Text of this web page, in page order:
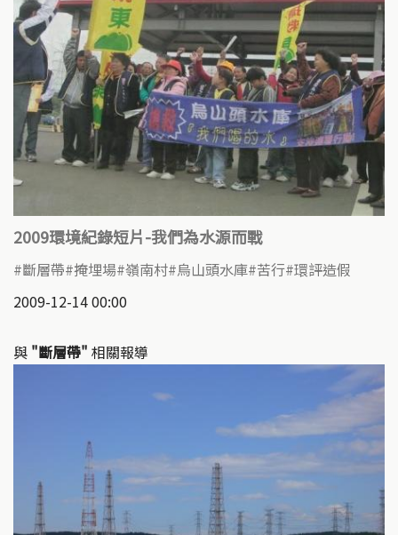
2009環境紀錄短片-我們為水源而戰
斷層帶 掩埋場 嶺南村 烏山頭水庫 苦行 環評造假
2009-12-14 00:00
與 "斷層帶" 相關報導